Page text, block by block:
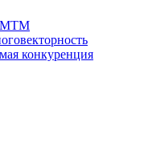
конкуренция